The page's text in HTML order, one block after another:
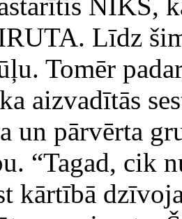
Līdz
Tomēr
aizvadītās
un pārvērta
“Tagad, cik
kārtībā